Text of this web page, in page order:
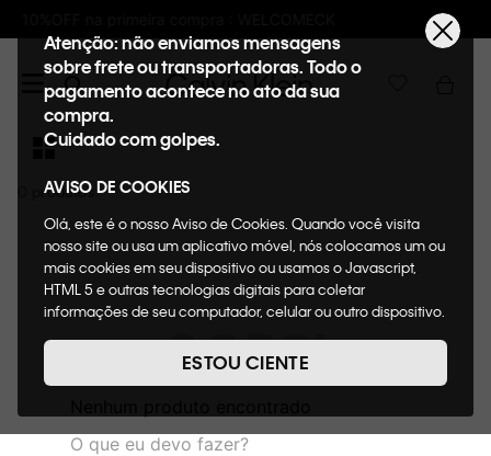
Frete GRÁTIS nas
Atenção: não enviamos mensagens
sobre frete ou transportadoras. Todo o
pagamento acontece no ato da sua
compra.
Cuidado com golpes.
AVISO DE COOKIES
Olá, este é o nosso Aviso de Cookies. Quando você visita
nosso site ou usa um aplicativo móvel, nós colocamos um ou
mais cookies em seu dispositivo ou usamos o Javascript,
HTML 5 e outras tecnologias digitais para coletar
informações de seu computador, celular ou outro dispositivo.
de cookies, informaremos quais cookies usaremos e quais
suas funções. A forma como processamos os dados
nosso Aviso de Privacidade. Quando você visita nosso site,
consideraremos isso como sua solicitação específica para
ESTOU CIENTE
OOPS!
O que eu devo fazer?